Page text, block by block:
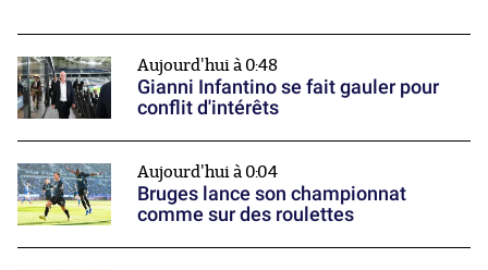
Aujourd'hui à 0:48
Gianni Infantino se fait gauler pour
conflit d'intérêts
Aujourd'hui à 0:04
Bruges lance son championnat
comme sur des roulettes